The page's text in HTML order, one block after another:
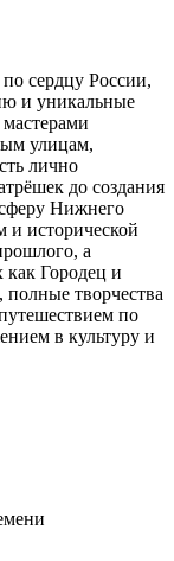
сердцу России,
и уникальные
улицам,
лично
до создания
Нижнего
и исторической
а
как Городец и
творчества
по
в культуру и